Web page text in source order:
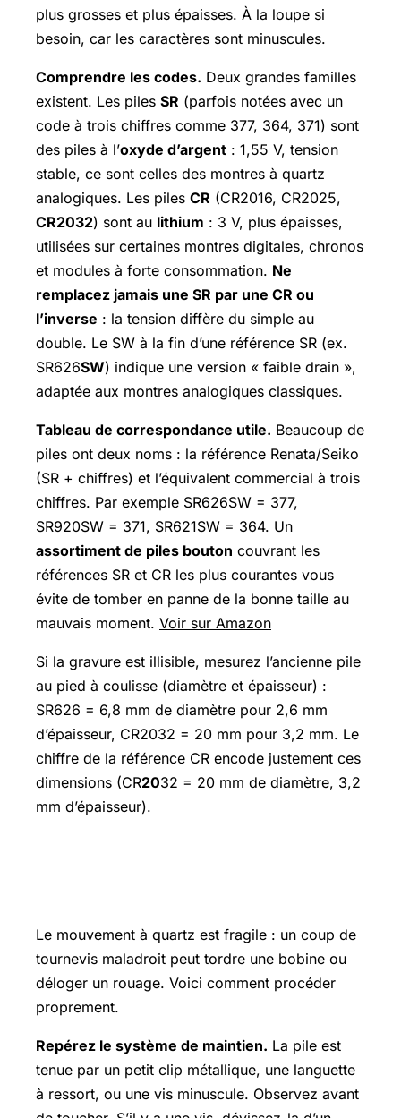
plus grosses et plus épaisses. À la loupe si
besoin, car les caractères sont minuscules.
Comprendre les codes. Deux grandes familles
existent. Les piles SR (parfois notées avec un
code à trois chiffres comme 377, 364, 371) sont
des piles à l’oxyde d’argent : 1,55 V, tension
stable, ce sont celles des montres à quartz
analogiques. Les piles CR (CR2016, CR2025,
CR2032) sont au lithium : 3 V, plus épaisses,
utilisées sur certaines montres digitales, chronos
et modules à forte consommation. Ne
remplacez jamais une SR par une CR ou
l’inverse : la tension diffère du simple au
double. Le SW à la fin d’une référence SR (ex.
SR626SW) indique une version « faible drain »,
adaptée aux montres analogiques classiques.
Tableau de correspondance utile. Beaucoup de
piles ont deux noms : la référence Renata/Seiko
(SR + chiffres) et l’équivalent commercial à trois
chiffres. Par exemple SR626SW = 377,
SR920SW = 371, SR621SW = 364. Un
assortiment de piles bouton couvrant les
références SR et CR les plus courantes vous
évite de tomber en panne de la bonne taille au
mauvais moment. Voir sur Amazon
Si la gravure est illisible, mesurez l’ancienne pile
au pied à coulisse (diamètre et épaisseur) :
SR626 = 6,8 mm de diamètre pour 2,6 mm
d’épaisseur, CR2032 = 20 mm pour 3,2 mm. Le
chiffre de la référence CR encode justement ces
dimensions (CR2032 = 20 mm de diamètre, 3,2
mm d’épaisseur).
Le mouvement à quartz est fragile : un coup de
tournevis maladroit peut tordre une bobine ou
déloger un rouage. Voici comment procéder
proprement.
Repérez le système de maintien. La pile est
tenue par un petit clip métallique, une languette
à ressort, ou une vis minuscule. Observez avant